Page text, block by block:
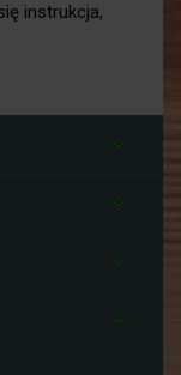
instrukcja,